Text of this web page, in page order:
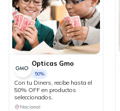
Opticas Gmo
50%
Con tu Diners, recibe hasta el
50% OFF en productos
seleccionados.
Nacional